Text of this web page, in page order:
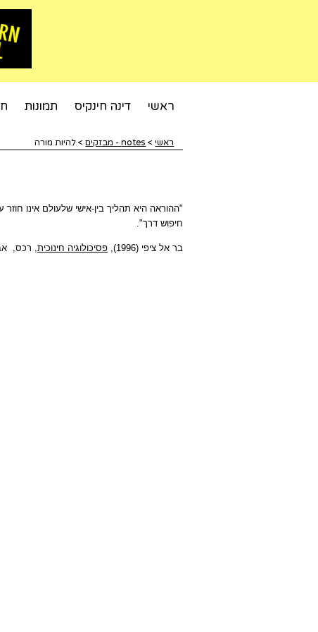
ראשי דינה חינקיס תמונות
ראשי> notes - מבזקים >להיות מורה
"ההוראה היא תהליך בין-אישי שלעולם אינו
חיפוש דרך".
בר אל ציפי (1996), פסיכולוגיה חינוכית, רכס,